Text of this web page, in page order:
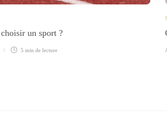
un sport ?
5 min de lecture